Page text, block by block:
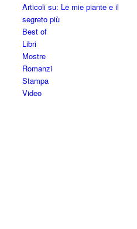
Articoli su: Le mie piante e il
segreto più
Best of
Libri
Mostre
Romanzi
Stampa
Video